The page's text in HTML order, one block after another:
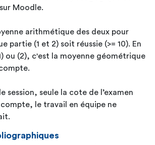
Moodle.
arithmétique des deux pour
partie (1 et 2) soit réussie (>= 10). En
ou (2), c'est la moyenne géométrique
session, seule la cote de l’examen
le travail en équipe ne